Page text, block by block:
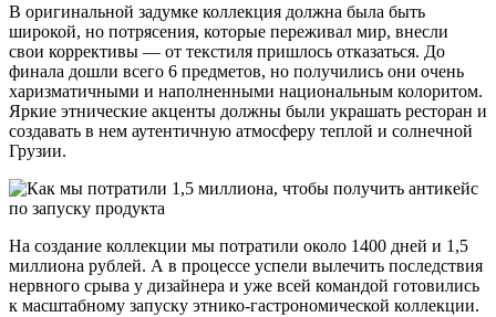
В оригинальной задумке коллекция должна была быть
широкой, но потрясения, которые переживал мир, внесли
свои коррективы — от текстиля пришлось отказаться. До
финала дошли всего 6 предметов, но получились они очень
харизматичными и наполненными национальным колоритом.
Яркие этнические акценты должны были украшать ресторан и
создавать в нем аутентичную атмосферу теплой и солнечной
Грузии.
На создание коллекции мы потратили около 1400 дней и 1,5
миллиона рублей. А в процессе успели вылечить последствия
нервного срыва у дизайнера и уже всей командой готовились
к масштабному запуску этнико-гастрономической коллекции.